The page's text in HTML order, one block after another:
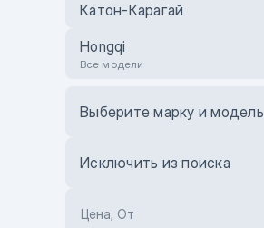
Катон-Карагай
Hongqi
Все модели
Выберите марку и модель
Исключить из поиска
Цена, От